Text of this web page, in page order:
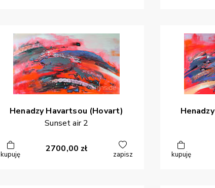
Henadzy Havartsou (Hovart)
Sunset air 2
kupuję
2700,00 zł
zapisz
Henadzy
kupuję